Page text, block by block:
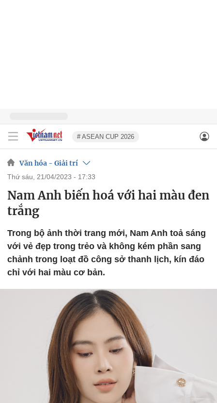
# ASEAN CUP 2026
Văn hóa - Giải trí
thứ sáu, 21/04/2023 - 17:33
Nam Anh biến hoá với hai màu đen
trắng
Trong bộ ảnh thời trang mới, Nam Anh toả sáng
với vẻ đẹp trong trẻo và không kém phần sang
chảnh trong loạt đồ công sở thanh lịch, kín đáo
chỉ với hai màu cơ bản.